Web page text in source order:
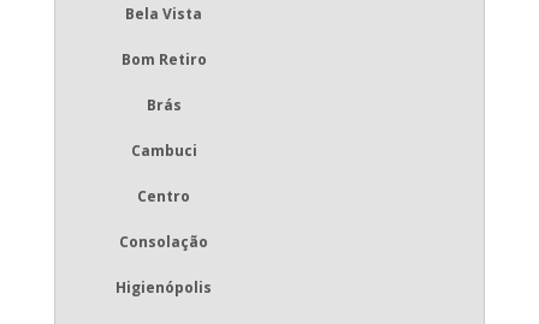
Bela Vista
Bom Retiro
Brás
Cambuci
Centro
Consolação
Higienópolis